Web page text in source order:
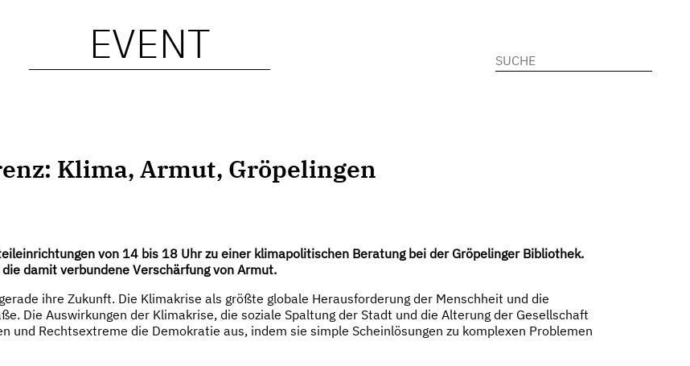
Suchen
nach:
EVENT
Klima, Armut, Gröpelingen
von 14 bis 18 Uhr zu einer klimapolitischen Beratung bei der Gröpelinger Bibliothek.
damit verbundene Verschärfung von Armut.
ihre Zukunft. Die Klimakrise als größte globale Herausforderung der Menschheit und die
Die Auswirkungen der Klimakrise, die soziale Spaltung der Stadt und die Alterung der Gesellschaft
Rechtsextreme die Demokratie aus, indem sie simple Scheinlösungen zu komplexen Problemen